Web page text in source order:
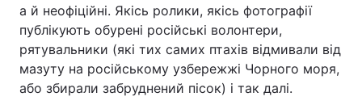
а й неофіційні. Якісь ролики, якісь фотографії
публікують обурені російські волонтери,
рятувальники (які тих самих птахів відмивали від
мазуту на російському узбережжі Чорного моря,
або збирали забруднений пісок) і так далі.